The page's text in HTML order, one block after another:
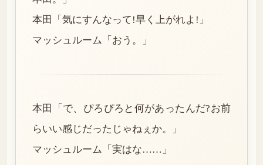
本田「気にすんなって!早く上がれよ!」
マッシュルーム「おう。」
本田「で、ぴろぴろと何があったんだ?お前
らいい感じだったじゃねぇか。」
マッシュルーム「実はな……」